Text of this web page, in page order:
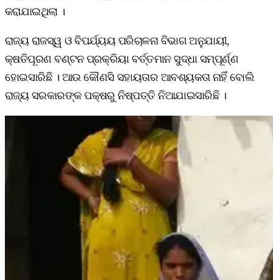
କରାଯାଇଥିଲା ।
ରାଜ୍ୟ ରାଜସ୍ୱ ଓ ବିପର୍ଯ୍ୟୟ ପରିଚାଳନା ବିଭାଗ ଅନୁଯାୟୀ,
କ୍ଷତିପୂରଣ ବଣ୍ଟନ ପ୍ରକ୍ରିୟା ବର୍ତ୍ତମାନ ସୁଦ୍ଧା ସମ୍ପୂର୍ଣ୍ଣ
ହୋଇସାରିଛି । ଆଉ କୌଣସି ସହାୟତାର ଆବଶ୍ୟକତା ନାହିଁ ବୋଲି
ରାଜ୍ୟ ସରକାରଙ୍କ ପକ୍ଷରୁ ନିଷ୍ପତ୍ତି ନିଆଯାଇସାରିଛି ।